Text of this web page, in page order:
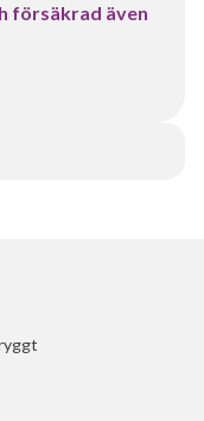
försäkrad även